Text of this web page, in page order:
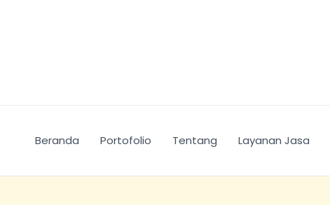
Beranda Portofolio Tentang Layanan Jasa